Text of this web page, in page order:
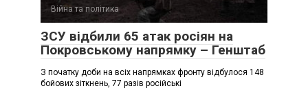
Війна та політика
ЗСУ відбили 65 атак росіян на
Покровському напрямку – Генштаб
З початку доби на всіх напрямках фронту відбулося 148
бойових зіткнень, 77 разів російські